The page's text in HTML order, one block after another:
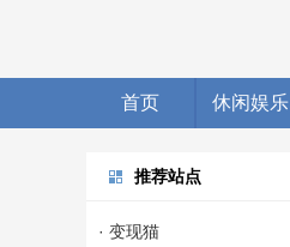
首页 休闲娱乐
推荐站点
· 变现猫